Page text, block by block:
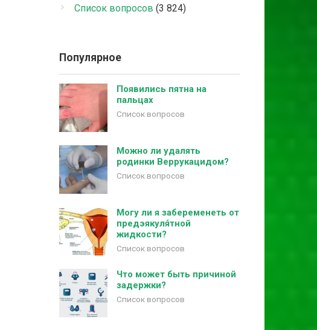
Список вопросов (3 824)
Популярное
Появились пятна на
пальцах
Список вопросов
Можно ли удалять
родинки Веррукацидом?
Список вопросов
Могу ли я забеременеть от
предэякуля́тной
жидкости?
Список вопросов
Что может быть причиной
задержки?
Список вопросов